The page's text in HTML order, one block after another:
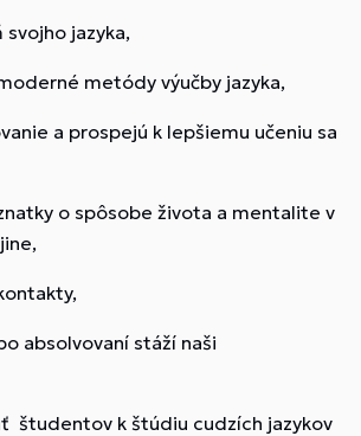
svojho jazyka,
metódy výučby jazyka,
a prospejú k lepšiemu učeniu sa
o spôsobe života a mentalite v
absolvovaní stáží naši
študentov k štúdiu cudzích jazykov